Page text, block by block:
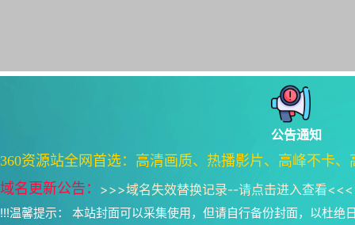
公告通知
360资源站全网首选：高清画质、热播影片、高峰不卡
域名更新公告： >>>域名失效替换记录--请点击进入查看<<<
!!!温馨提示： 本站封面可以采集使用，但请自行备份封面，以杜绝